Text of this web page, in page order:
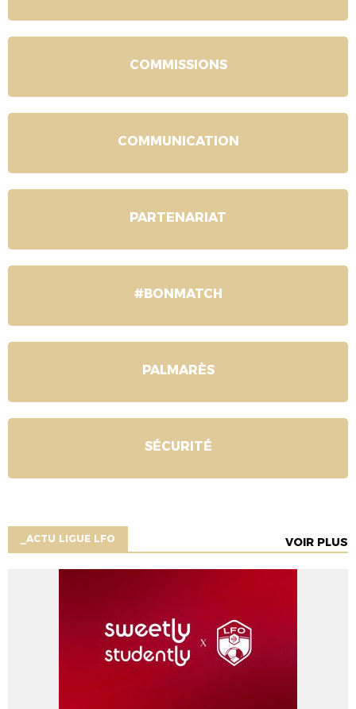
COMMISSIONS
COMMUNICATION
PARTENARIAT
#BONMATCH
PALMARÈS
SÉCURITÉ
_ACTU LIGUE LFO VOIR PLUS